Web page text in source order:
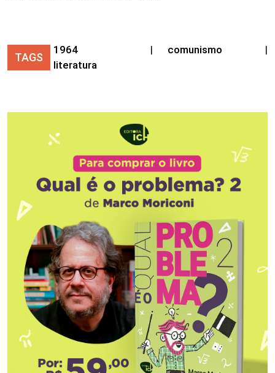
TAGS
1964 | comunismo
|
literatura